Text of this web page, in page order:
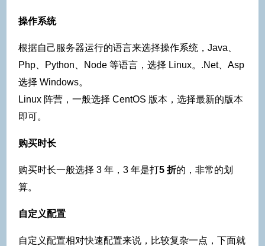
操作系统
根据自己服务器运行的语言来选择操作系统，Java、
Php、Python、Node 等语言，选择 Linux。.Net、Asp
选择 Windows。
Linux 阵营，一般选择 CentOS 版本，选择最新的版本
即可。
购买时长
购买时长一般选择 3 年，3 年是打5 折的，非常的划
算。
自定义配置
自定义配置相对快速配置来说，比较复杂一点，下面就